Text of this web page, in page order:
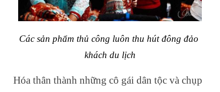
Các sản phẩm thủ công luôn thu hút đông đảo
khách du lịch
Hóa thân thành những cô gái dân tộc và chụp